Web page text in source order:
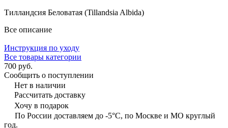
Тилландсия Беловатая (Tillandsia Albida)
Все описание
Инструкция по уходу
Все товары категории
700 руб.
Сообщить о поступлении
Нет в наличии
Рассчитать доставку
Хочу в подарок
По России доставляем до -5°C, по Москве и МО круглый
год.